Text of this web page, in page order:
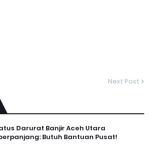
Next Post
Darurat Banjir Aceh Utara
Butuh Bantuan Pusat!